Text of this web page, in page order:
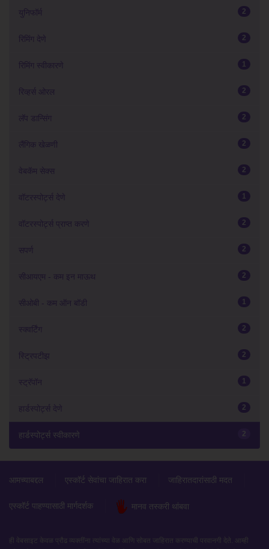
युनिफॉर्म 2
रिमिंग देणे 2
रिमिंग स्वीकारणे 1
रिव्हर्स ओरल 2
लॅप डान्सिंग 2
लैंगिक खेळणी 2
वेबकॅम सेक्स 2
वॉटरस्पोर्ट्स देणे 1
वॉटरस्पोर्ट्स प्राप्त करणे 2
सपर्ण 2
सीआयएम - कम इन माऊथ 2
सीओबी - कम ऑन बॉडी 1
स्क्वर्टिंग 2
स्ट्रिपटीझ 2
स्ट्रॅपॉन 1
हार्डस्पोर्ट्स देणे 2
हार्डस्पोर्ट्स स्वीकारणे 2
आमच्याबद्दल एस्कॉर्ट सेवांचा जाहिरात करा जाहिरातदारांसाठी मदत
एस्कॉर्ट पाहण्यासाठी मार्गदर्शक मानव तस्करी थांबवा
ही वेबसाइट केवळ प्रौढ व्यक्तींना त्यांच्या वेळ आणि सोबत जाहिरात करण्याची परवानगी देते. आम्ही